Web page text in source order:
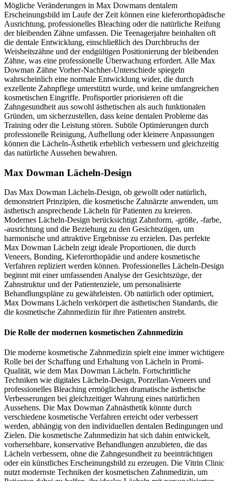
Mögliche Veränderungen in Max Dowmans dentalem
Erscheinungsbild im Laufe der Zeit können eine kieferorthopädische
Ausrichtung, professionelles Bleaching oder die natürliche Reifung
der bleibenden Zähne umfassen. Die Teenagerjahre beinhalten oft
die dentale Entwicklung, einschließlich des Durchbruchs der
Weisheitszähne und der endgültigen Positionierung der bleibenden
Zähne, was eine professionelle Überwachung erfordert. Alle Max
Dowman Zähne Vorher-Nachher-Unterschiede spiegeln
wahrscheinlich eine normale Entwicklung wider, die durch
exzellente Zahnpflege unterstützt wurde, und keine umfangreichen
kosmetischen Eingriffe. Profisportler priorisieren oft die
Zahngesundheit aus sowohl ästhetischen als auch funktionalen
Gründen, um sicherzustellen, dass keine dentalen Probleme das
Training oder die Leistung stören. Subtile Optimierungen durch
professionelle Reinigung, Aufhellung oder kleinere Anpassungen
können die Lächeln-Ästhetik erheblich verbessern und gleichzeitig
das natürliche Aussehen bewahren.
Max Dowman Lächeln-Design
Das Max Dowman Lächeln-Design, ob gewollt oder natürlich,
demonstriert Prinzipien, die kosmetische Zahnärzte anwenden, um
ästhetisch ansprechende Lächeln für Patienten zu kreieren.
Modernes Lächeln-Design berücksichtigt Zahnform, -größe, -farbe,
-ausrichtung und die Beziehung zu den Gesichtszügen, um
harmonische und attraktive Ergebnisse zu erzielen. Das perfekte
Max Dowman Lächeln zeigt ideale Proportionen, die durch
Veneers, Bonding, Kieferorthopädie und andere kosmetische
Verfahren repliziert werden können. Professionelles Lächeln-Design
beginnt mit einer umfassenden Analyse der Gesichtszüge, der
Zahnstruktur und der Patientenziele, um personalisierte
Behandlungspläne zu gewährleisten. Ob natürlich oder optimiert,
Max Dowmans Lächeln verkörpert die ästhetischen Standards, die
die kosmetische Zahnmedizin für ihre Patienten anstrebt.
Die Rolle der modernen kosmetischen Zahnmedizin
Die moderne kosmetische Zahnmedizin spielt eine immer wichtigere
Rolle bei der Schaffung und Erhaltung von Lächeln in Promi-
Qualität, wie dem Max Dowman Lächeln. Fortschrittliche
Techniken wie digitales Lächeln-Design, Porzellan-Veneers und
professionelles Bleaching ermöglichen dramatische ästhetische
Verbesserungen bei gleichzeitiger Wahrung eines natürlichen
Aussehens. Die Max Dowman Zahnästhetik könnte durch
verschiedene kosmetische Verfahren erreicht oder verbessert
werden, abhängig von den individuellen dentalen Bedingungen und
Zielen. Die kosmetische Zahnmedizin hat sich dahin entwickelt,
vorhersehbare, konservative Behandlungen anzubieten, die das
Lächeln verbessern, ohne die Zahngesundheit zu beeinträchtigen
oder ein künstliches Erscheinungsbild zu erzeugen. Die Vitrin Clinic
nutzt modernste Techniken der kosmetischen Zahnmedizin, um